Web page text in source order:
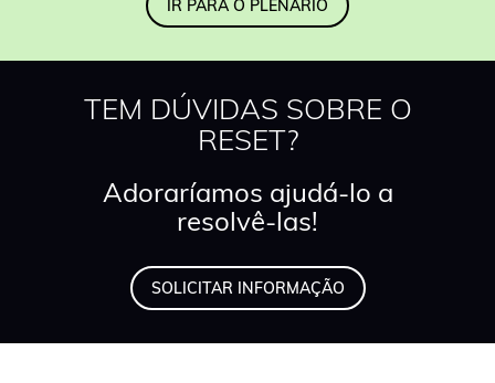
IR PARA O PLENÁRIO
TEM DÚVIDAS SOBRE O
RESET?
Adoraríamos ajudá-lo a
resolvê-las!
SOLICITAR INFORMAÇÃO